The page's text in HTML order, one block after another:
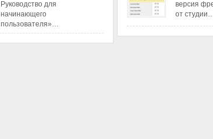
Руководство для
начинающего
пользователя»…
версия
от